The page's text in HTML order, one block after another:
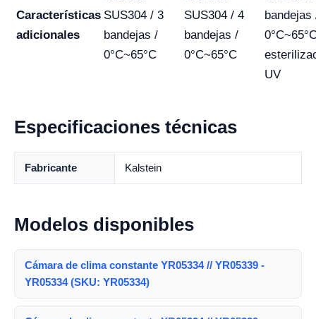
Características
adicionales
SUS304 / 3
bandejas /
0°C~65°C
SUS304 / 4
bandejas /
0°C~65°C
bandejas
UV
Especificaciones técnicas
Fabricante Kalstein
Modelos disponibles
Cámara de clima constante YR05334 // YR05339 -
YR05334 (SKU: YR05334)